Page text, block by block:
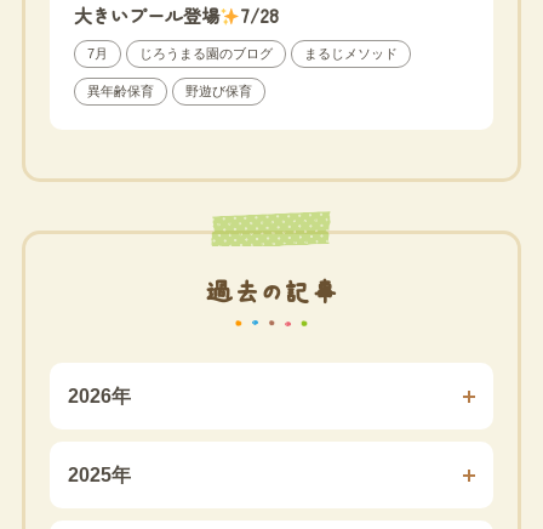
大きいプール登場 7/28
7月 じろうまる園のブログ まるじメソッド
異年齢保育 野遊び保育
過去の記事
2026年
2025年